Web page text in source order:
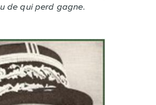
de qui perd gagne.